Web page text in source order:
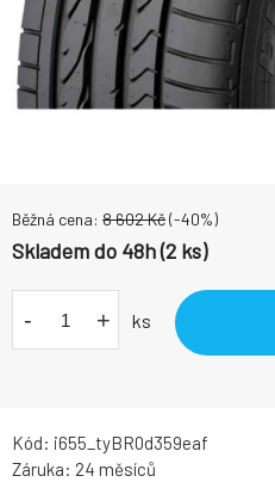
Běžná cena: 8 602Kč(-40%)
Skladem do 48h (2 ks)
- + ks
Kód: i655_tyBR0d359eaf
Záruka: 24 měsíců